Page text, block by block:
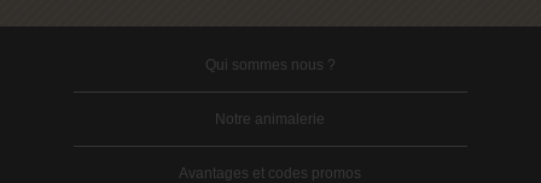
Qui sommes nous ?
Notre animalerie
Avantages et codes promos